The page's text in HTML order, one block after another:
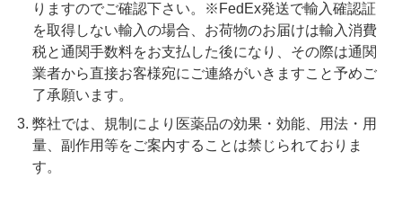
りますのでご確認下さい。※FedEx発送で輸入確認証
を取得しない輸入の場合、お荷物のお届けは輸入消費
税と通関手数料をお支払した後になり、その際は通関
業者から直接お客様宛にご連絡がいきますこと予めご
了承願います。
弊社では、規制により医薬品の効果・効能、用法・用
量、副作用等をご案内することは禁じられておりま
す。